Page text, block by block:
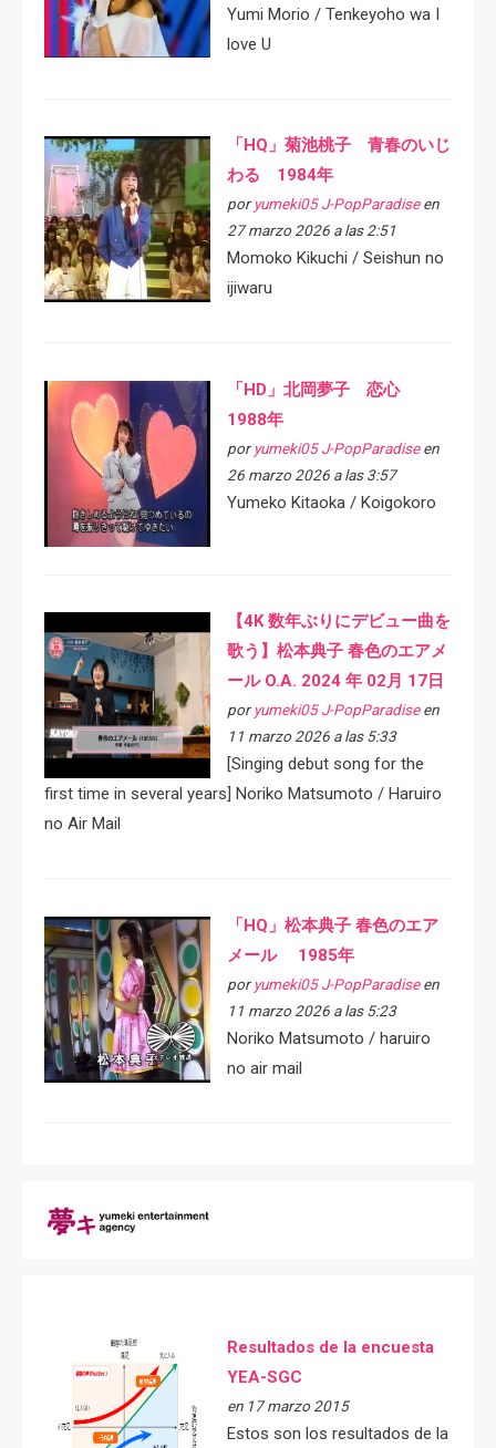
Yumi Morio / Tenkeyoho wa I
love U
「HQ」菊池桃子 青春のいじ
わる 1984年
por yumeki05 J-PopParadiseen
27 marzo 2026 a las 2:51
Momoko Kikuchi / Seishun no
ijiwaru
「HD」北岡夢子 恋心
1988年
por yumeki05 J-PopParadiseen
26 marzo 2026 a las 3:57
Yumeko Kitaoka / Koigokoro
【4K 数年ぶりにデビュー曲を
歌う】松本典子 春色のエアメ
ール O.A. 2024 年 02月 17日
por yumeki05 J-PopParadiseen
11 marzo 2026 a las 5:33
[Singing debut song for the
first time in several years] Noriko Matsumoto / Haruiro
no Air Mail
「HQ」松本典子 春色のエア
メール 1985年
por yumeki05 J-PopParadiseen
11 marzo 2026 a las 5:23
Noriko Matsumoto / haruiro
no air mail
Resultados de la encuesta
YEA-SGC
en 17 marzo 2015
Estos son los resultados de la